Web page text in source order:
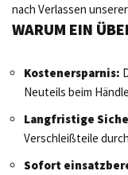
nach Verlassen
WARUM EIN
Kostenersparnis:
Neuteils beim
Langfristige
Verschleißteile
Sofort